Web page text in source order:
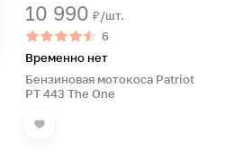
10 990 ₽/шт.
6
Временно нет
Бензиновая мотокоса Patriot
PT 443 The One